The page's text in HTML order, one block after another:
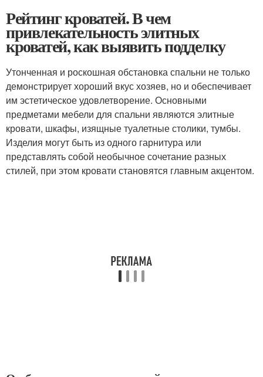
Рейтинг кроватей. В чем
привлекательность элитных
кроватей, как выявить подделку
Утонченная и роскошная обстановка спальни не только
демонстрирует хороший вкус хозяев, но и обеспечивает
им эстетическое удовлетворение. Основными
предметами мебели для спальни являются элитные
кровати, шкафы, изящные туалетные столики, тумбы.
Изделия могут быть из одного гарнитура или
представлять собой необычное сочетание разных
стилей, при этом кровати становятся главным акцентом.